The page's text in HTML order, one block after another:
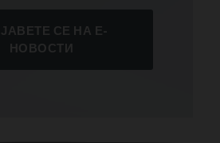
СЕ НА Е-
НОВОСТИ